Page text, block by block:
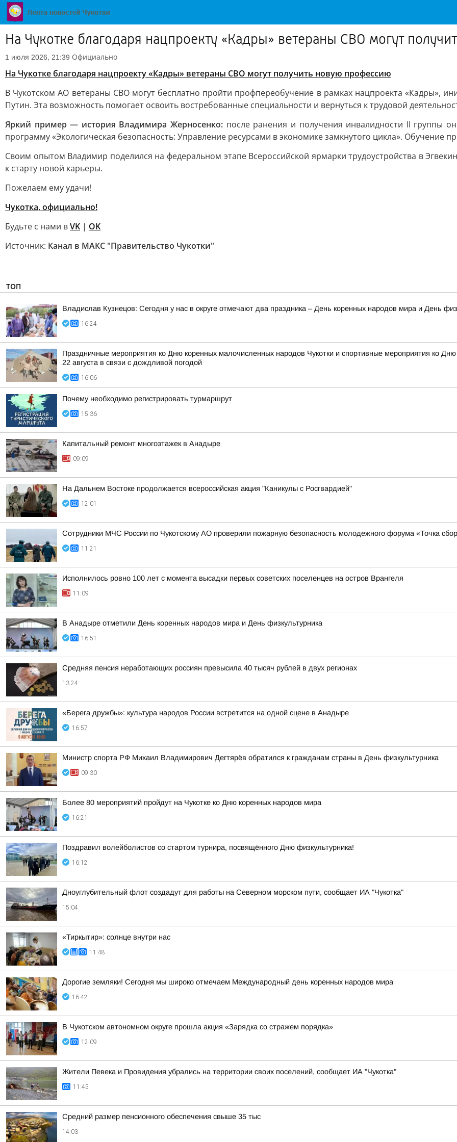
На Чукотке благодаря нацпроекту «Кадры» ветераны СВО могут
1 июля 2026, 21:39 Официально
На Чукотке благодаря нацпроекту «Кадры» ветераны СВО могут получить новую профессию
В Чукотском АО ветераны СВО могут бесплатно пройти профпереобучение в рамках нацпроекта «Кадры»,
Путин. Эта возможность помогает освоить востребованные специальности и вернуться к трудовой
Яркий пример — история Владимира Жерносенко: после ранения и получения инвалидности II группы
программу «Экологическая безопасность: Управление ресурсами в экономике замкнутого цикла». Обучение
Своим опытом Владимир поделился на федеральном этапе Всероссийской ярмарки трудоустройства в
к старту новой карьеры.
Пожелаем ему удачи!
Чукотка, официально!
Будьте с нами вVK | OK
Источник: Канал в МАКС "Правительство Чукотки"
ТОП
Владислав Кузнецов: Сегодня у нас в округе отмечают два праздника – День коренных народов мира и День
16:24
Праздничные мероприятия ко Дню коренных малочисленных народов Чукотки и спортивные мероприятия ко Дню
22 августа в связи с дождливой погодой
16:06
Почему необходимо регистрировать турмаршрут
15:36
Капитальный ремонт многоэтажек в Анадыре
09:09
На Дальнем Востоке продолжается всероссийская акция "Каникулы с Росгвардией"
12:01
Сотрудники МЧС России по Чукотскому АО проверили пожарную безопасность молодежного форума «Точка
11:21
Исполнилось ровно 100 лет с момента высадки первых советских поселенцев на остров Врангеля
11:09
В Анадыре отметили День коренных народов мира и День физкультурника
16:51
Средняя пенсия неработающих россиян превысила 40 тысяч рублей в двух регионах
13:24
«Берега дружбы»: культура народов России встретится на одной сцене в Анадыре
16:57
Министр спорта РФ Михаил Владимирович Дегтярёв обратился к гражданам страны в День физкультурника
09:30
Более 80 мероприятий пройдут на Чукотке ко Дню коренных народов мира
16:21
Поздравил волейболистов со стартом турнира, посвящённого Дню физкультурника!
16:12
Дноуглубительный флот создадут для работы на Северном морском пути, сообщает ИА "Чукотка"
15:04
«Тиркытир»: солнце внутри нас
11:48
Дорогие земляки! Сегодня мы широко отмечаем Международный день коренных народов мира
16:42
В Чукотском автономном округе прошла акция «Зарядка со стражем порядка»
12:09
Жители Певека и Провидения убрались на территории своих поселений, сообщает ИА "Чукотка"
11:45
Средний размер пенсионного обеспечения свыше 35 тыс
14:03